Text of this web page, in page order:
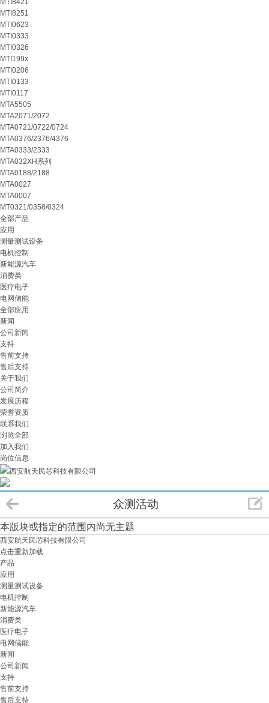
MTI8421
MTI8251
MTI0623
MTI0333
MTI0326
MTI199x
MTI0206
MTI0133
MTI0117
MTA5505
MTA2071/2072
MTA0721/0722/0724
MTA0376/2376/4376
MTA0333/2333
MTA032XH系列
MTA0188/2188
MTA0027
MTA0007
MT0321/0358/0324
全部产品
应用
测量测试设备
电机控制
新能源汽车
消费类
医疗电子
电网储能
全部应用
新闻
公司新闻
支持
售前支持
售后支持
关于我们
公司简介
发展历程
荣誉资质
联系我们
浏览全部
加入我们
岗位信息
西安航天民芯科技有限公司
众测活动
本版块或指定的范围内尚无主题
西安航天民芯科技有限公司
点击重新加载
产品
应用
测量测试设备
电机控制
新能源汽车
消费类
医疗电子
电网储能
新闻
公司新闻
支持
售前支持
售后支持